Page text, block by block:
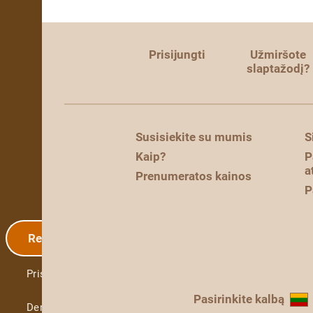
Registracija
Prisijungti
Demo
Prisijungti
Užmiršote
slaptažodį?
Susisiekite su mumis
Kaip?
Prenumeratos kainos
Pasirinkite kalbą